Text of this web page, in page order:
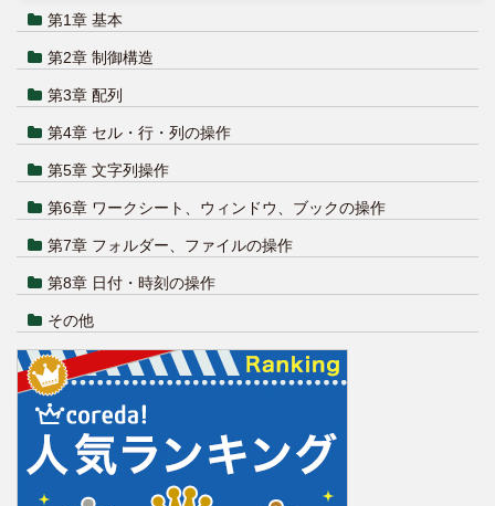
第1章 基本
第2章 制御構造
第3章 配列
第4章 セル・行・列の操作
第5章 文字列操作
第6章 ワークシート、ウィンドウ、ブックの操作
第7章 フォルダー、ファイルの操作
第8章 日付・時刻の操作
その他